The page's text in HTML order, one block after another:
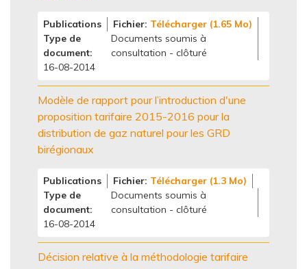
Publications Fichier Télécharger (1.65 Mo)
Type de
document
Documents soumis à
consultation - clôturé
16-08-2014
Modèle de rapport pour l’introduction d'une
proposition tarifaire 2015-2016 pour la
distribution de gaz naturel pour les GRD
birégionaux
Publications Fichier Télécharger (1.3 Mo)
Type de
document
Documents soumis à
consultation - clôturé
16-08-2014
Décision relative à la méthodologie tarifaire